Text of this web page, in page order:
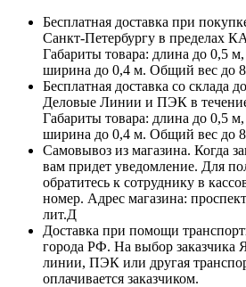
Бесплатная доставка при
Санкт-Петербургу в пределах
Габариты товара: длина до 0,5
ширина до 0,4 м. Общий вес до
Бесплатная доставка со склада
Деловые Линии и ПЭК в
Габариты товара: длина до 0,5
ширина до 0,4 м. Общий вес до
Самовывоз из магазина. Когда
вам придет уведомление. Для
обратитесь к сотруднику в
номер. Адрес магазина:
лит.Д
Доставка при помощи
города РФ. На выбор заказчика
линии, ПЭК или другая
оплачивается заказчиком.